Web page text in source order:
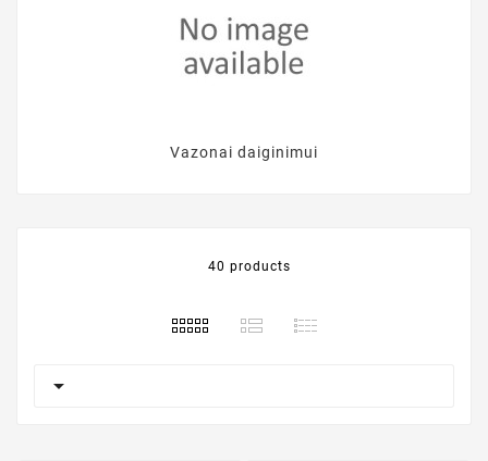
Vazonai daiginimui
40 products
